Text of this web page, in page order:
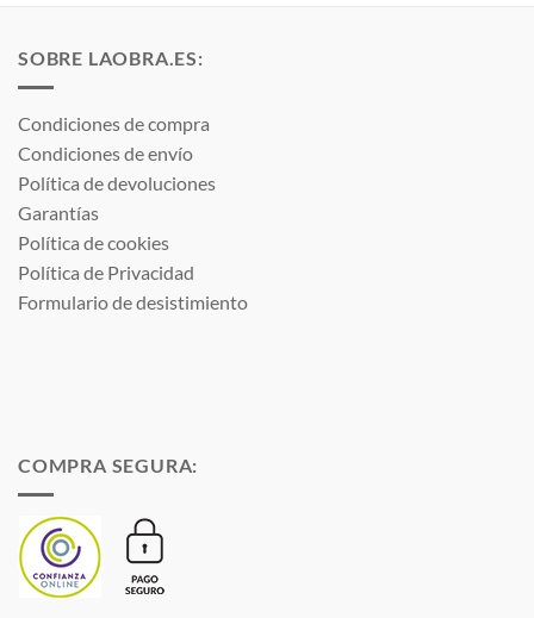
SOBRE LAOBRA.ES:
Condiciones de compra
Condiciones de envío
Política de devoluciones
Garantías
Política de cookies
Política de Privacidad
Formulario de desistimiento
COMPRA SEGURA: